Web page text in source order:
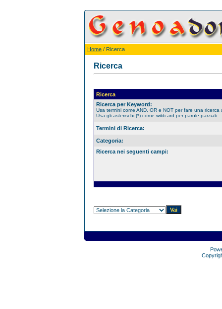
Home / Ricerca
Ricerca
Ricerca
Ricerca per Keyword:
Usa termini come AND, OR e NOT per fare una ricerca
Usa gli asterischi (*) come wildcard per parole parziali.
Termini di Ricerca:
Categoria:
Ricerca nei seguenti campi: